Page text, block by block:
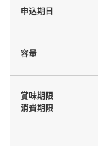
申込期日
容量
賞味期限
消費期限